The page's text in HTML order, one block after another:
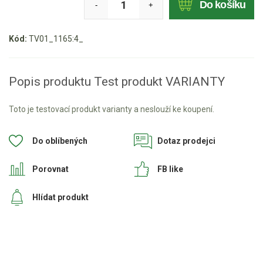
Aku STIHL
Aku AL-KO
Štípačka na dřevo
VARI
VARI malotraktory
Kód: TV01_1165:4_
- + Do košíku
Popis produktu Test produkt VARIANTY
Toto je testovací produkt varianty a neslouží ke koupení.
Do oblíbených
Porovnat
Dotaz prodejci
Hlídat produkt
FB like